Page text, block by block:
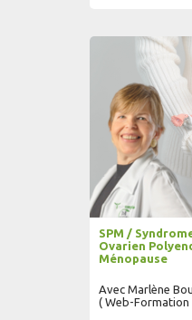
AJOUTER AU
SPM /
Ovarien
Ménopause
Avec Marlène
( Web-Formation